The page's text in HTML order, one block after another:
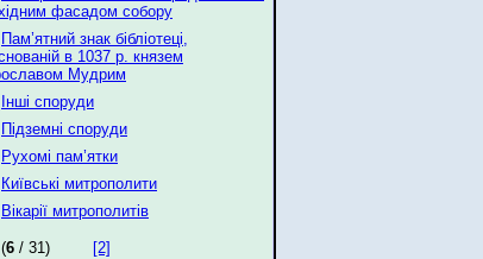
фасадом собору
Пам’ятний знак бібліотеці,
в 1037 р. князем
Мудрим
Інші споруди
Підземні споруди
Рухомі пам’ятки
Київські митрополити
Вікарії митрополитів
(6 / 31) [2]